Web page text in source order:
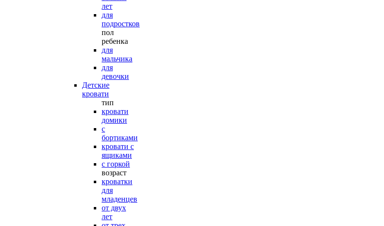
лет
для
подростков
пол
ребенка
для
мальчика
для
девочки
Детские
кровати
тип
кровати
домики
с
бортиками
кровати с
ящиками
с горкой
возраст
кроватки
для
младенцев
от двух
лет